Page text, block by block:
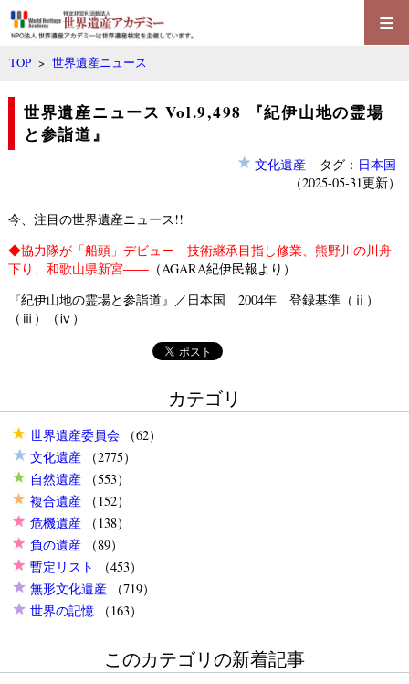
≡
TOP >世界遺産ニュース
世界遺産ニュース Vol.9,498 『紀伊山地の霊場
と参詣道』
文化遺産タグ： 日本国
（2025-05-31更新）
今、注目の世界遺産ニュース!!
◆協力隊が「船頭」デビュー 技術継承目指し修業、熊野川の川舟
下り、和歌山県新宮――（AGARA紀伊民報より）
『紀伊山地の霊場と参詣道』／日本国 2004年 登録基準（ⅱ）
（ⅲ）（ⅳ）
カテゴリ
世界遺産委員会（62）
文化遺産（2775）
自然遺産（553）
複合遺産（152）
危機遺産（138）
負の遺産（89）
暫定リスト
（453）
無形文化遺産（719）
世界の記憶（163）
このカテゴリの新着記事